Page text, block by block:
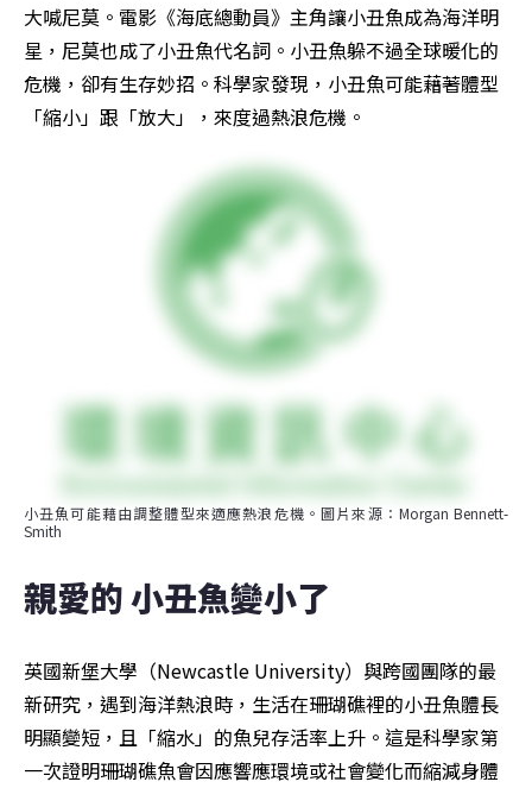
大喊尼莫。電影《海底總動員》主角讓小丑魚成為海洋明
星，尼莫也成了小丑魚代名詞。小丑魚躲不過全球暖化的
危機，卻有生存妙招。科學家發現，小丑魚可能藉著體型
「縮小」跟「放大」，來度過熱浪危機。
小丑魚可能藉由調整體型來適應熱浪危機。圖片來源：Morgan Bennett-
Smith
親愛的 小丑魚變小了
英國新堡大學（Newcastle University）與跨國團隊的最
新研究，遇到海洋熱浪時，生活在珊瑚礁裡的小丑魚體長
明顯變短，且「縮水」的魚兒存活率上升。這是科學家第
一次證明珊瑚礁魚會因應響應環境或社會變化而縮減身體